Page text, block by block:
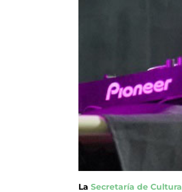
LaSecretaría de Cultura